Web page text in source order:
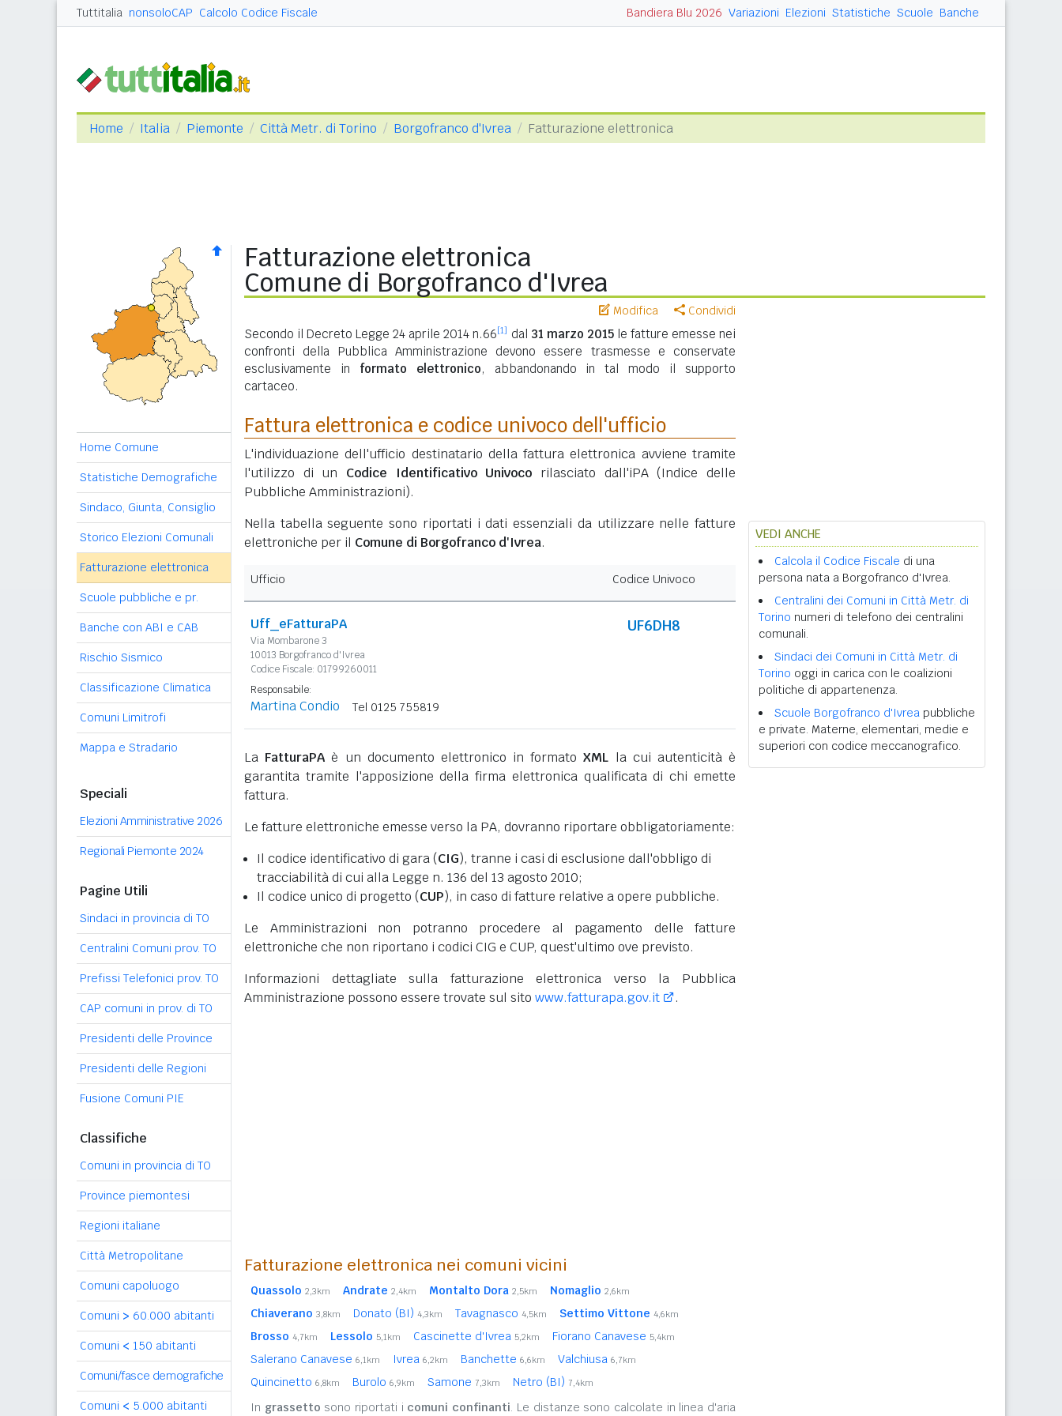
Tuttitalia nonsoloCAP Calcolo Codice Fiscale Bandiera Blu 2026 Variazioni Elezioni Statistiche Scuole Banche
Home Italia Piemonte Città Metr. di Torino Borgofranco d'Ivrea Fatturazione elettronica
Home Comune
Statistiche Demografiche
Sindaco, Giunta, Consiglio
Storico Elezioni Comunali
Fatturazione elettronica
Scuole pubbliche e pr.
Banche con ABI e CAB
Rischio Sismico
Classificazione Climatica
Comuni Limitrofi
Mappa e Stradario
Speciali
Elezioni Amministrative 2026
Regionali Piemonte 2024
Pagine Utili
Sindaci in provincia di TO
Centralini Comuni prov. TO
Prefissi Telefonici prov. TO
CAP comuni in prov. di TO
Presidenti delle Province
Presidenti delle Regioni
Fusione Comuni PIE
Classifiche
Comuni in provincia di TO
Province piemontesi
Regioni italiane
Città Metropolitane
Comuni capoluogo
Comuni > 60.000 abitanti
Comuni < 150 abitanti
Comuni/fasce demografiche
Comuni < 5.000 abitanti
Fatturazione elettronica
Comune di Borgofranco d'Ivrea
Modifica Condividi
Secondo il Decreto Legge 24 aprile 2014 n.66[1] dal 31 marzo 2015le fatture emesse nei
confronti della Pubblica Amministrazione devono essere trasmesse e conservate
esclusivamente in formato elettronico, abbandonando in tal modo il supporto
cartaceo.
Fattura elettronica e codice univoco dell'ufficio
L'individuazione dell'ufficio destinatario della fattura elettronica avviene tramite
l'utilizzo di un Codice Identificativo Univoco rilasciato dall'iPA (Indice delle
Pubbliche Amministrazioni).
Nella tabella seguente sono riportati i dati essenziali da utilizzare nelle fatture
elettroniche per il Comune di Borgofranco d'Ivrea.
Ufficio Codice Univoco
Uff_eFatturaPA
Via Mombarone 3
10013 Borgofranco d'Ivrea
Codice Fiscale: 01799260011
UF6DH8
Responsabile:
Martina Condio Tel 0125 755819
La FatturaPA è un documento elettronico in formatoXML la cui autenticità è
garantita tramite l'apposizione della firma elettronica qualificata di chi emette
fattura.
Le fatture elettroniche emesse verso la PA, dovranno riportare obbligatoriamente:
Il codice identificativo di gara (CIG), tranne i casi di esclusione dall'obbligo di
tracciabilità di cui alla Legge n. 136 del 13 agosto 2010;
Il codice unico di progetto (CUP), in caso di fatture relative a opere pubbliche.
Le Amministrazioni non potranno procedere al pagamento delle fatture
elettroniche che non riportano i codici CIG e CUP, quest'ultimo ove previsto.
Informazioni dettagliate sulla fatturazione elettronica verso la Pubblica
Amministrazione possono essere trovate sul sito www.fatturapa.gov.it .
Fatturazione elettronica nei comuni vicini
Quassolo 2,3km Andrate 2,4km Montalto Dora 2,5km Nomaglio 2,6km
Chiaverano 3,8km Donato (BI) 4,3km Tavagnasco 4,5km Settimo Vittone 4,6km
Brosso 4,7km Lessolo 5,1km Cascinette d'Ivrea 5,2km Fiorano Canavese 5,4km
Salerano Canavese 6,1km Ivrea 6,2km Banchette 6,6km Valchiusa 6,7km
Quincinetto 6,8km Burolo 6,9km Samone 7,3km Netro (BI) 7,4km
In grassetto sono riportati i comuni confinanti. Le distanze sono calcolate in linea d'aria
VEDI ANCHE
Calcola il Codice Fiscale di una
persona nata a Borgofranco d'Ivrea.
Centralini dei Comuni in Città Metr. di
Torino numeri di telefono dei centralini
comunali.
Sindaci dei Comuni in Città Metr. di
Torino oggi in carica con le coalizioni
politiche di appartenenza.
Scuole Borgofranco d'Ivrea pubbliche
e private. Materne, elementari, medie e
superiori con codice meccanografico.